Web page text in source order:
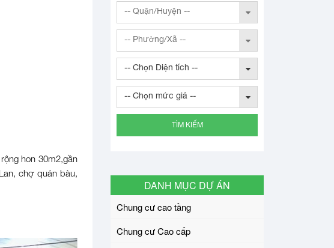
hon 30m2,gần
chợ quán bàu,
-- Quận/Huyện --
-- Phường/Xã --
-- Chọn Diện tích --
-- Chọn mức giá --
TÌM KIẾM
DANH MỤC DỰ ÁN
Chung cư cao tầng
Chung cư Cao cấp